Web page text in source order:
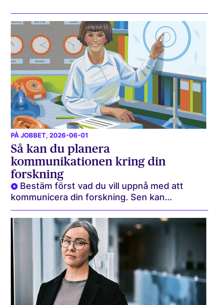
PÅ JOBBET, 2026-06-01
Så kan du planera
kommunikationen kring din
forskning
Bestäm först vad du vill uppnå med att
kommunicera din forskning. Sen kan...